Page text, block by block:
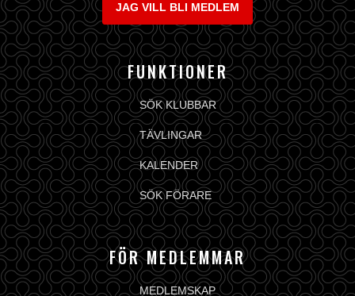
JAG VILL BLI MEDLEM
FUNKTIONER
SÖK KLUBBAR
TÄVLINGAR
KALENDER
SÖK FÖRARE
FÖR MEDLEMMAR
MEDLEMSKAP